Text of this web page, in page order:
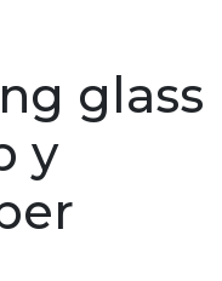
glass
y